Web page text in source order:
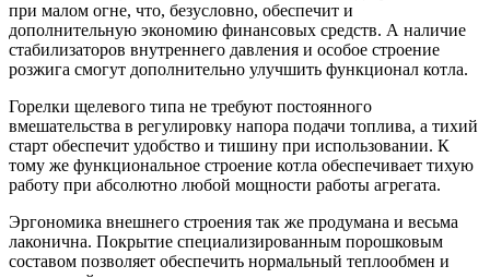
при малом огне, что, безусловно, обеспечит и
дополнительную экономию финансовых средств. А наличие
стабилизаторов внутреннего давления и особое строение
розжига смогут дополнительно улучшить функционал котла.
Горелки щелевого типа не требуют постоянного
вмешательства в регулировку напора подачи топлива, а тихий
старт обеспечит удобство и тишину при использовании. К
тому же функциональное строение котла обеспечивает тихую
работу при абсолютно любой мощности работы агрегата.
Эргономика внешнего строения так же продумана и весьма
лаконична. Покрытие специализированным порошковым
составом позволяет обеспечить нормальный теплообмен и